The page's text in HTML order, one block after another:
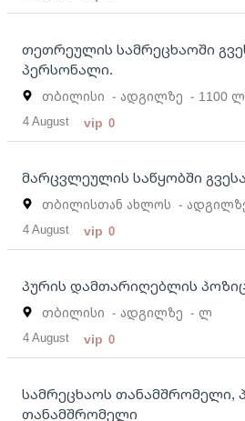
თეთრეულის სამრეცხაოში
პერსონალი.
თბილისი - ადგილზე - 1100 ლ
4 August vip 0
მარცვლეულის საწყობში
თბილისთან ახლოს -
4 August vip 0
პურის დამთარიღებლის
თბილისი - ადგილზე - ლ
4 August vip 0
სამრეცხაოს თანამშრომელი,
თანამშრომელი